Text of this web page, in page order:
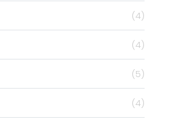
(4)
(4)
(5)
(4)